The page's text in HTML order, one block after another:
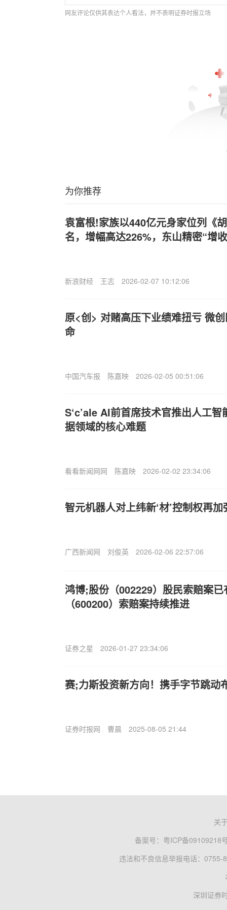
网友评论仅供其表达个人看法，并不表明证券时报立场
为你推荐
袁富根!家族以440亿元身家位列《
名，增幅高达226%，东山精密“增
新浪财经 王志 2026-02-07 10:12:06
原<创> 对赌高压下业绩难扭亏 微
命
中国汽车报 陈嘉映 2026-02-05 00:51:06
S‘c’ale AI前首席技术官推出人工
据领域的核心难题
看看新闻网网 陈嘉映 2026-02-02 23:34:06
智元机器人对上纬新‘材’控制权再加
广西新闻网 刘俊英 2026-02-06 22:57:06
鸿博;股份（002229）股民索赔案
（600200）索赔案持续推进
证券之星 2026-01-27 23:34:06
赛;力斯投资新方向！携手字节跳动
证券时报网 曹晨 2025-08-05 21:44
关
备案号： 粤ICP备09109218
违法和不良信息举报电话：0755-
深圳证券